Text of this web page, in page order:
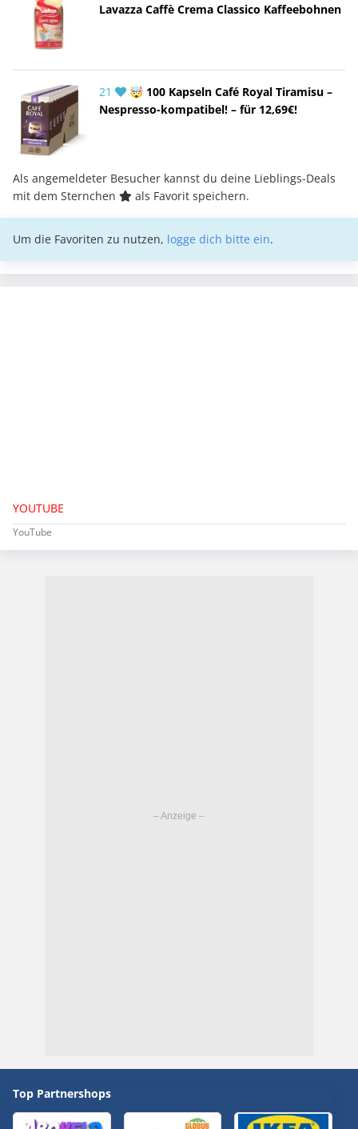
Lavazza Caffè Crema Classico Kaffeebohnen
21
🤯 100 Kapseln Café Royal Tiramisu –
Nespresso-kompatibel! – für 12,69€!
Als angemeldeter Besucher kannst du deine Lieblings-Deals
mit dem Sternchen
als Favorit speichern.
Um die Favoriten zu nutzen, logge dich bitte ein.
YOUTUBE
YouTube
Top Partnershops